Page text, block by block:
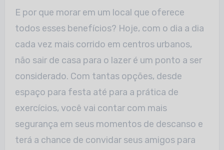
E por que morar em um local que oferece
todos esses benefícios? Hoje, com o dia a dia
cada vez mais corrido em centros urbanos,
não sair de casa para o lazer é um ponto a ser
considerado. Com tantas opções, desde
espaço para festa até para a prática de
exercícios, você vai contar com mais
segurança em seus momentos de descanso e
terá a chance de convidar seus amigos para